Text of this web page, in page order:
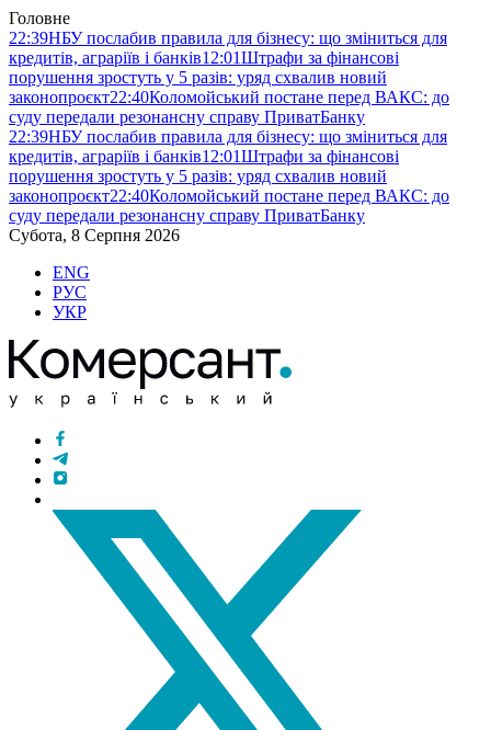
Головне
22:39НБУ послабив правила для бізнесу: що зміниться для
кредитів, аграріїв і банків12:01Штрафи за фінансові
порушення зростуть у 5 разів: уряд схвалив новий
законопроєкт22:40Коломойський постане перед ВАКС: до
суду передали резонансну справу ПриватБанку
22:39НБУ послабив правила для бізнесу: що зміниться для
кредитів, аграріїв і банків12:01Штрафи за фінансові
порушення зростуть у 5 разів: уряд схвалив новий
законопроєкт22:40Коломойський постане перед ВАКС: до
суду передали резонансну справу ПриватБанку
Субота, 8 Серпня 2026
ENG
РУС
УКР